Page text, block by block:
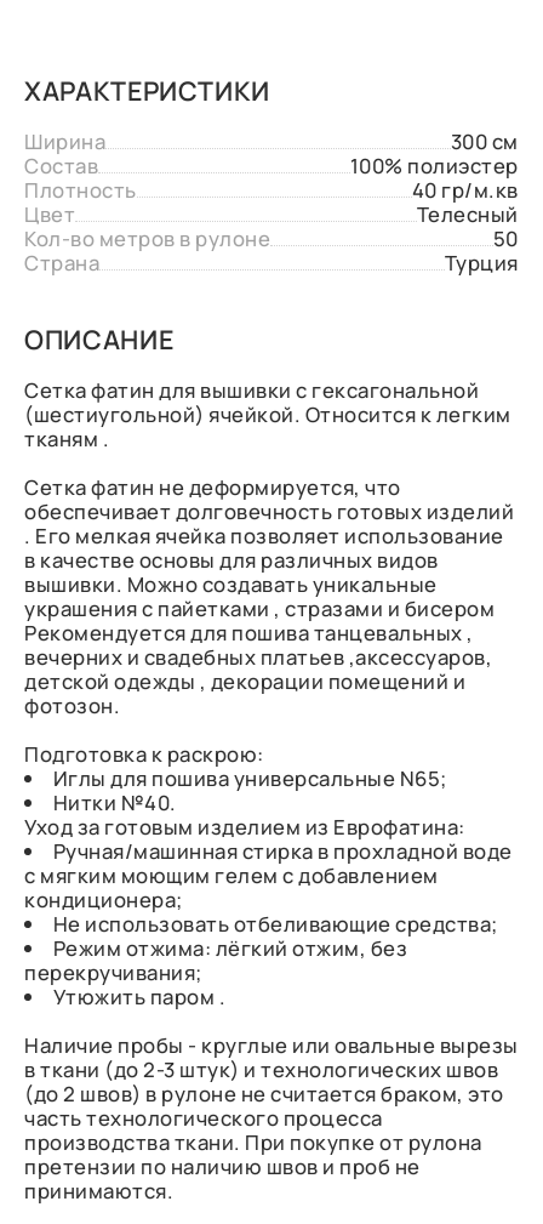
ХАРАКТЕРИСТИКИ
Ширина
300 см
Состав
100% полиэстер
Плотность
40 гр/м.кв
Цвет
Телесный
Кол-во метров в рулоне
50
Страна
Турция
ОПИСАНИЕ
Сетка фатин для вышивки с гексагональной
(шестиугольной) ячейкой. Относится к легким
тканям .
Сетка фатин не деформируется, что
обеспечивает долговечность готовых изделий
. Его мелкая ячейка позволяет использование
в качестве основы для различных видов
вышивки. Можно создавать уникальные
украшения с пайетками , стразами и бисером
Рекомендуется для пошива танцевальных ,
вечерних и свадебных платьев ,аксессуаров,
детской одежды , декорации помещений и
фотозон.
Подготовка к раскрою:
Иглы для пошива универсальные N65;
Нитки №40.
Уход за готовым изделием из Еврофатина:
Ручная/машинная стирка в прохладной воде
с мягким моющим гелем с добавлением
кондиционера;
Не использовать отбеливающие средства;
Режим отжима: лёгкий отжим, без
перекручивания;
Утюжить паром .
Наличие пробы - круглые или овальные вырезы
в ткани (до 2-3 штук) и технологических швов
(до 2 швов) в рулоне не считается браком, это
часть технологического процесса
производства ткани. При покупке от рулона
претензии по наличию швов и проб не
принимаются.